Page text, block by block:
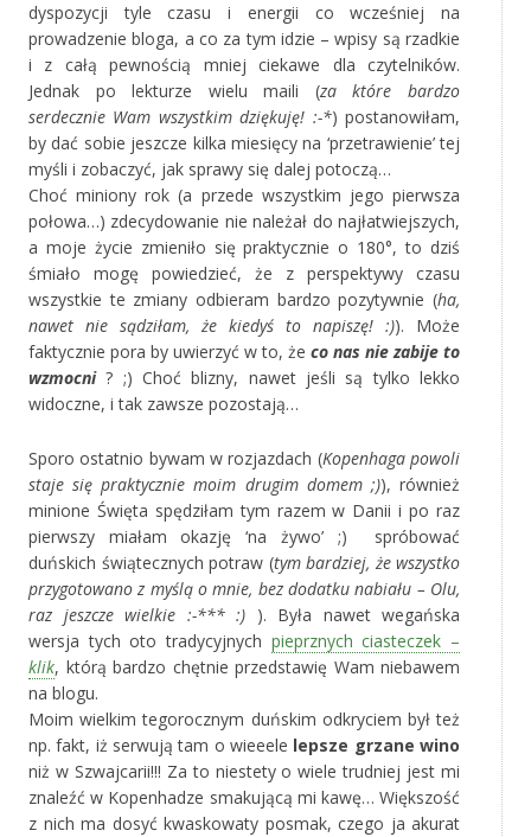
dyspozycji tyle czasu i energii co wcześniej na
prowadzenie bloga, a co za tym idzie – wpisy są rzadkie
i z całą pewnością mniej ciekawe dla czytelników.
Jednak po lekturze wielu maili (za które bardzo
serdecznie Wam wszystkim dziękuję! :-*) postanowiłam,
by dać sobie jeszcze kilka miesięcy na ‘przetrawienie’ tej
myśli i zobaczyć, jak sprawy się dalej potoczą…
Choć miniony rok (a przede wszystkim jego pierwsza
połowa…) zdecydowanie nie należał do najłatwiejszych,
a moje życie zmieniło się praktycznie o 180°, to dziś
śmiało mogę powiedzieć, że z perspektywy czasu
wszystkie te zmiany odbieram bardzo pozytywnie (ha,
nawet nie sądziłam, że kiedyś to napiszę! :)). Może
faktycznie pora by uwierzyć w to, że co nas nie zabije to
wzmocni? ;) Choć blizny, nawet jeśli są tylko lekko
widoczne, i tak zawsze pozostają…
Sporo ostatnio bywam w rozjazdach (Kopenhaga powoli
staje się praktycznie moim drugim domem ;)), również
minione Święta spędziłam tym razem w Danii i po raz
pierwszy miałam okazję ‘na żywo’ ;) spróbować
duńskich świątecznych potraw (tym bardziej, że wszystko
przygotowano z myślą o mnie, bez dodatku nabiału – Olu,
raz jeszcze wielkie :-*** :) ). Była nawet wegańska
wersja tych oto tradycyjnych pieprznych ciasteczek –
klik, którą bardzo chętnie przedstawię Wam niebawem
na blogu.
Moim wielkim tegorocznym duńskim odkryciem był też
np. fakt, iż serwują tam o wieeele lepsze grzane wino
niż w Szwajcarii!!! Za to niestety o wiele trudniej jest mi
znaleźć w Kopenhadze smakującą mi kawę… Większość
z nich ma dosyć kwaskowaty posmak, czego ja akurat